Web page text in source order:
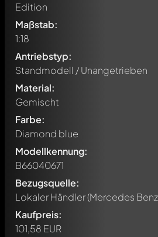
Edition
Maßstab:
1:18
Antriebstyp:
Standmodell / Unangetrieben
Material:
Gemischt
Farbe:
Diamond blue
Modellkennung:
B66040671
Bezugsquelle:
Lokaler Händler (Mercedes
Kaufpreis:
101,58 EUR